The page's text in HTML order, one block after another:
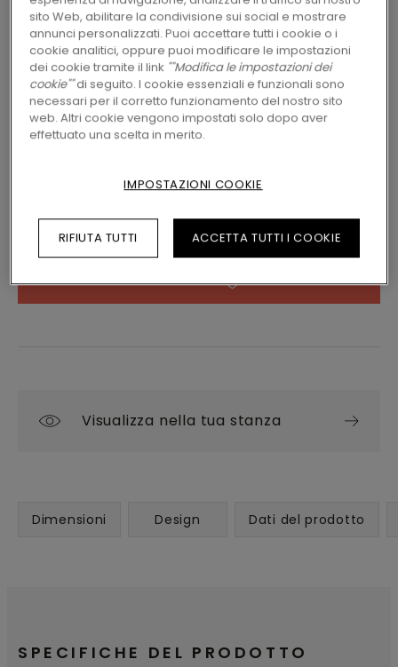
Disponibile in2 varianti
INDIVIDUA UN RIVENDITORE VICINO A TE
Impaziente di vedere questo pavimento dal
vivo? Hai ancora qualche domanda da porci?
Pergo vicino a te.
CERCA
Visualizza nella tua stanza
Dimensioni Design Dati del prodotto
SPECIFICHE DEL PRODOTTO
sito Web, abilitare la condivisione sui social e mostrare
annunci personalizzati. Puoi accettare tutti i cookie o i
cookie analitici, oppure puoi modificare le impostazioni
dei cookie tramite il link ""Modifica le impostazioni dei
cookie""di seguito. I cookie essenziali e funzionali sono
necessari per il corretto funzionamento del nostro sito
web. Altri cookie vengono impostati solo dopo aver
effettuato una scelta in merito.
IMPOSTAZIONI COOKIE
RIFIUTA TUTTI ACCETTA TUTTI I COOKIE